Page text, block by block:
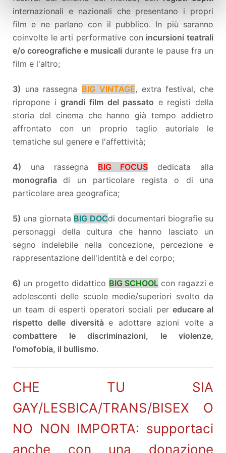
internazionali e nazionali che presentano i propri
film e ne parlano con il pubblico. In più saranno
coinvolte le arti performative con incursioni teatrali
e/o coreografiche e musicali durante le pause fra un
film e l'altro;
3) una rassegna BIG VINTAGE, extra festival, che
ripropone igrandi film del passato e registi della
storia del cinema che hanno già tempo addietro
affrontato con un proprio taglio autoriale le
tematiche sul genere e l'affettività;
4) una rassegna BIG FOCUS dedicata alla
monografiadi un particolare regista o di una
particolare area geografica;
5) una giornata BIG DOCdi documentari biografie su
personaggi della cultura che hanno lasciato un
segno indelebile nella concezione, percezione e
rappresentazione dell'identità e del corpo;
6) un progetto didattico BIG SCHOOLcon ragazzi e
adolescenti delle scuole medie/superiori svolto da
un team di esperti operatori sociali per educare al
rispetto delle diversitàe adottare azioni volte a
combattere le discriminazioni, le violenze,
l'omofobia, il bullismo.
CHE TU SIA
GAY/LESBICA/TRANS/BISEX O
NO NON IMPORTA: supportaci
anche con una donazione